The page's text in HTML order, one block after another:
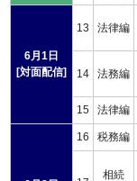
6月1日
[対面配信]
13 法律編
14 法務編
15 法律編
16 税務編
相続